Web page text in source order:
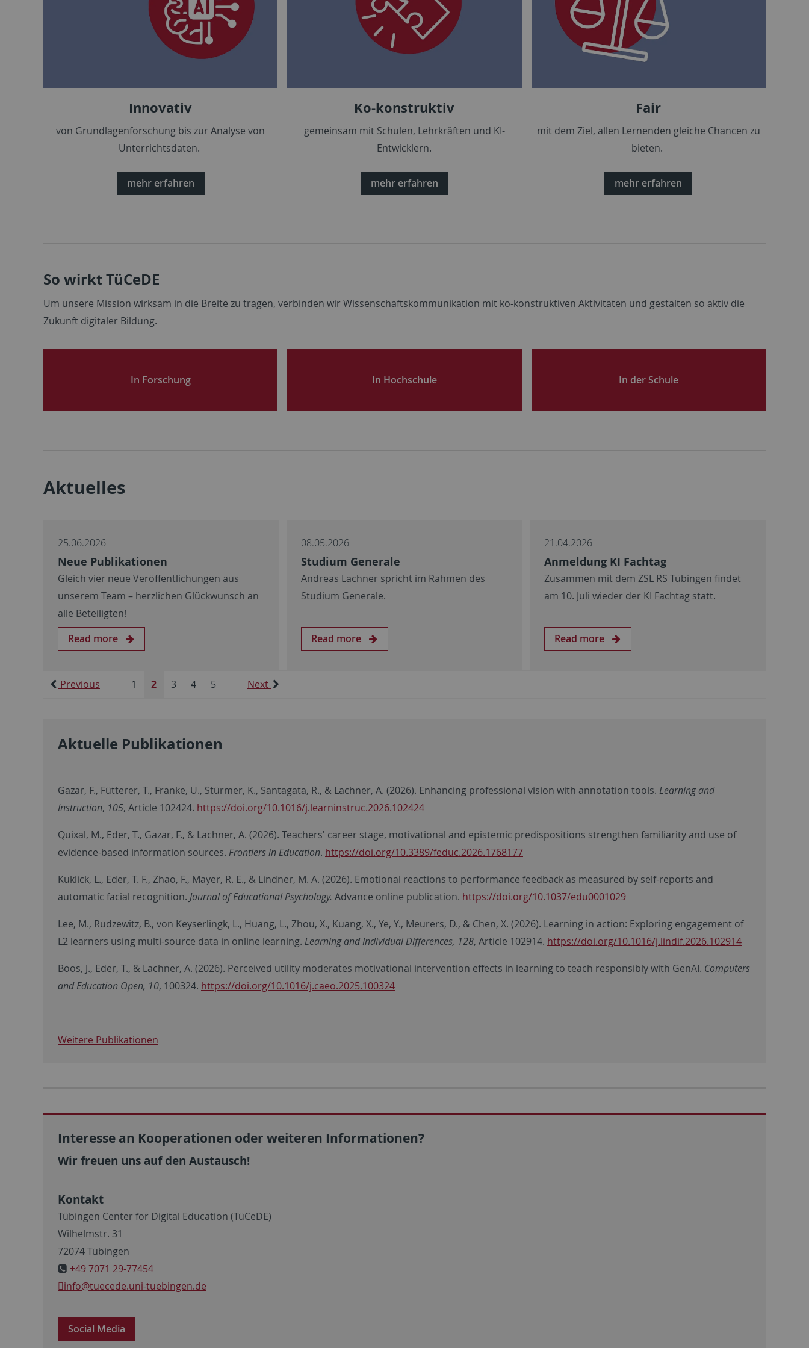
Innovativ
von Grundlagenforschung bis zur Analyse von
Unterrichtsdaten.
mehr erfahren
Ko-konstruktiv
gemeinsam mit Schulen, Lehrkräften und KI-
Entwicklern.
mehr erfahren
Fair
mit dem Ziel, allen Lernenden gleiche Chancen zu
bieten.
mehr erfahren
So wirkt TüCeDE
Um unsere Mission wirksam in die Breite zu tragen, verbinden wir Wissenschaftskommunikation mit ko-konstruktiven Aktivitäten und gestalten so aktiv die
Zukunft digitaler Bildung.
In Forschung In Hochschule In der Schule
Aktuelles
25.06.2026
Neue Publikationen
Gleich vier neue Veröffentlichungen aus
unserem Team – herzlichen Glückwunsch an
alle Beteiligten!
Read more
08.05.2026
Studium Generale
Andreas Lachner spricht im Rahmen des
Studium Generale.
Read more
21.04.2026
Anmeldung KI Fachtag
Zusammen mit dem ZSL RS Tübingen findet
am 10. Juli wieder der KI Fachtag statt.
Read more
Previous 1 2 3 4 5 Next
Aktuelle Publikationen
Gazar, F., Fütterer, T., Franke, U., Stürmer, K., Santagata, R., & Lachner, A. (2026). Enhancing professional vision with annotation tools. Learning and
Instruction, 105, Article 102424. https://doi.org/10.1016/j.learninstruc.2026.102424
Quixal, M., Eder, T., Gazar, F., & Lachner, A. (2026). Teachers' career stage, motivational and epistemic predispositions strengthen familiarity and use of
evidence-based information sources. Frontiers in Education. https://doi.org/10.3389/feduc.2026.1768177
Kuklick, L., Eder, T. F., Zhao, F., Mayer, R. E., & Lindner, M. A. (2026). Emotional reactions to performance feedback as measured by self-reports and
automatic facial recognition. Journal of Educational Psychology. Advance online publication. https://doi.org/10.1037/edu0001029
Lee, M., Rudzewitz, B., von Keyserlingk, L., Huang, L., Zhou, X., Kuang, X., Ye, Y., Meurers, D., & Chen, X. (2026). Learning in action: Exploring engagement of
L2 learners using multi-source data in online learning. Learning and Individual Differences, 128, Article 102914. https://doi.org/10.1016/j.lindif.2026.102914
Boos, J., Eder, T., & Lachner, A. (2026). Perceived utility moderates motivational intervention effects in learning to teach responsibly with GenAI. Computers
and Education Open, 10, 100324. https://doi.org/10.1016/j.caeo.2025.100324
Weitere Publikationen
Interesse an Kooperationen oder weiteren Informationen?
Wir freuen uns auf den Austausch!
Kontakt
Tübingen Center for Digital Education (TüCeDE)
Wilhelmstr. 31
72074 Tübingen
+49 7071 29-77454
info@tuecede.uni-tuebingen.de
Social Media